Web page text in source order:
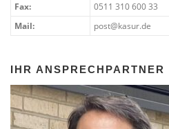
Fax:
0511 310 600 33
Mail:
post@kasur.de
IHR ANSPRECHPARTNER